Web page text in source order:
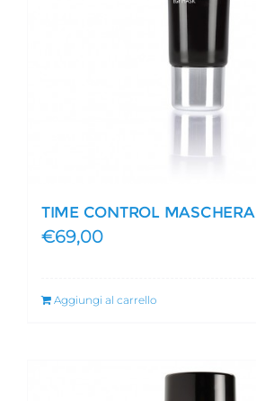
TIME CONTROL MASCHERA
€69,00
Aggiungi al carrello